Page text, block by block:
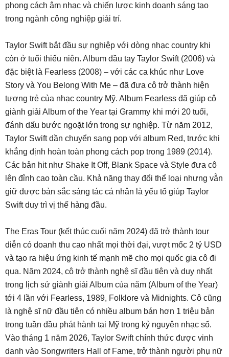
phong cách âm nhạc và chiến lược kinh doanh sáng tạo
trong ngành công nghiệp giải trí.
Taylor Swift bắt đầu sự nghiệp với dòng nhạc country khi
còn ở tuổi thiếu niên. Album đầu tay Taylor Swift (2006) và
đặc biệt là Fearless (2008) – với các ca khúc như Love
Story và You Belong With Me – đã đưa cô trở thành hiện
tượng trẻ của nhạc country Mỹ. Album Fearless đã giúp cô
giành giải Album of the Year tại Grammy khi mới 20 tuổi,
đánh dấu bước ngoặt lớn trong sự nghiệp. Từ năm 2012,
Taylor Swift dần chuyển sang pop với album Red, trước khi
khẳng định hoàn toàn phong cách pop trong 1989 (2014).
Các bản hit như Shake It Off, Blank Space và Style đưa cô
lên đỉnh cao toàn cầu. Khả năng thay đổi thể loại nhưng vẫn
giữ được bản sắc sáng tác cá nhân là yếu tố giúp Taylor
Swift duy trì vị thế hàng đầu.
The Eras Tour (kết thúc cuối năm 2024) đã trở thành tour
diễn có doanh thu cao nhất mọi thời đại, vượt mốc 2 tỷ USD
và tạo ra hiệu ứng kinh tế mạnh mẽ cho mọi quốc gia cô đi
qua. Năm 2024, cô trở thành nghệ sĩ đầu tiên và duy nhất
trong lịch sử giành giải Album của năm (Album of the Year)
tới 4 lần với Fearless, 1989, Folklore và Midnights. Cô cũng
là nghệ sĩ nữ đầu tiên có nhiều album bán hơn 1 triệu bản
trong tuần đầu phát hành tại Mỹ trong kỷ nguyên nhạc số.
Vào tháng 1 năm 2026, Taylor Swift chính thức được vinh
danh vào Songwriters Hall of Fame, trở thành người phụ nữ